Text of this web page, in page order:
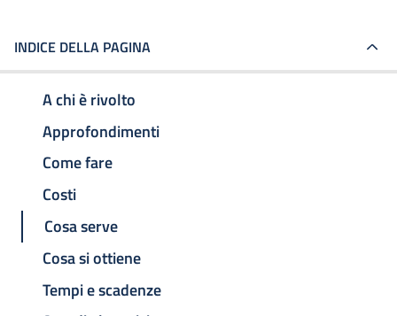
INDICE DELLA PAGINA
A chi è rivolto
Approfondimenti
Come fare
Costi
Cosa serve
Cosa si ottiene
Tempi e scadenze